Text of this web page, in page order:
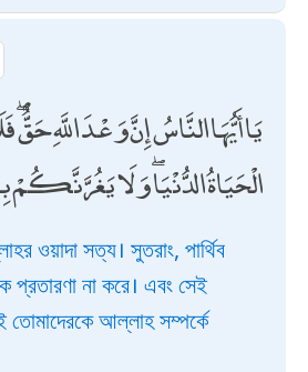
يَا أَيُّهَا النَّاسُ إِنَّ وَعْدَ اللَّهِ
الْحَيَاةُ الدُّنْيَا ۖ وَلَا يَغُرَّنَّكُمْ
ওয়াদা সত্য। সুতরাং, পার্থিব
প্রতারণা না করে। এবং সেই
আল্লাহ সম্পর্কে